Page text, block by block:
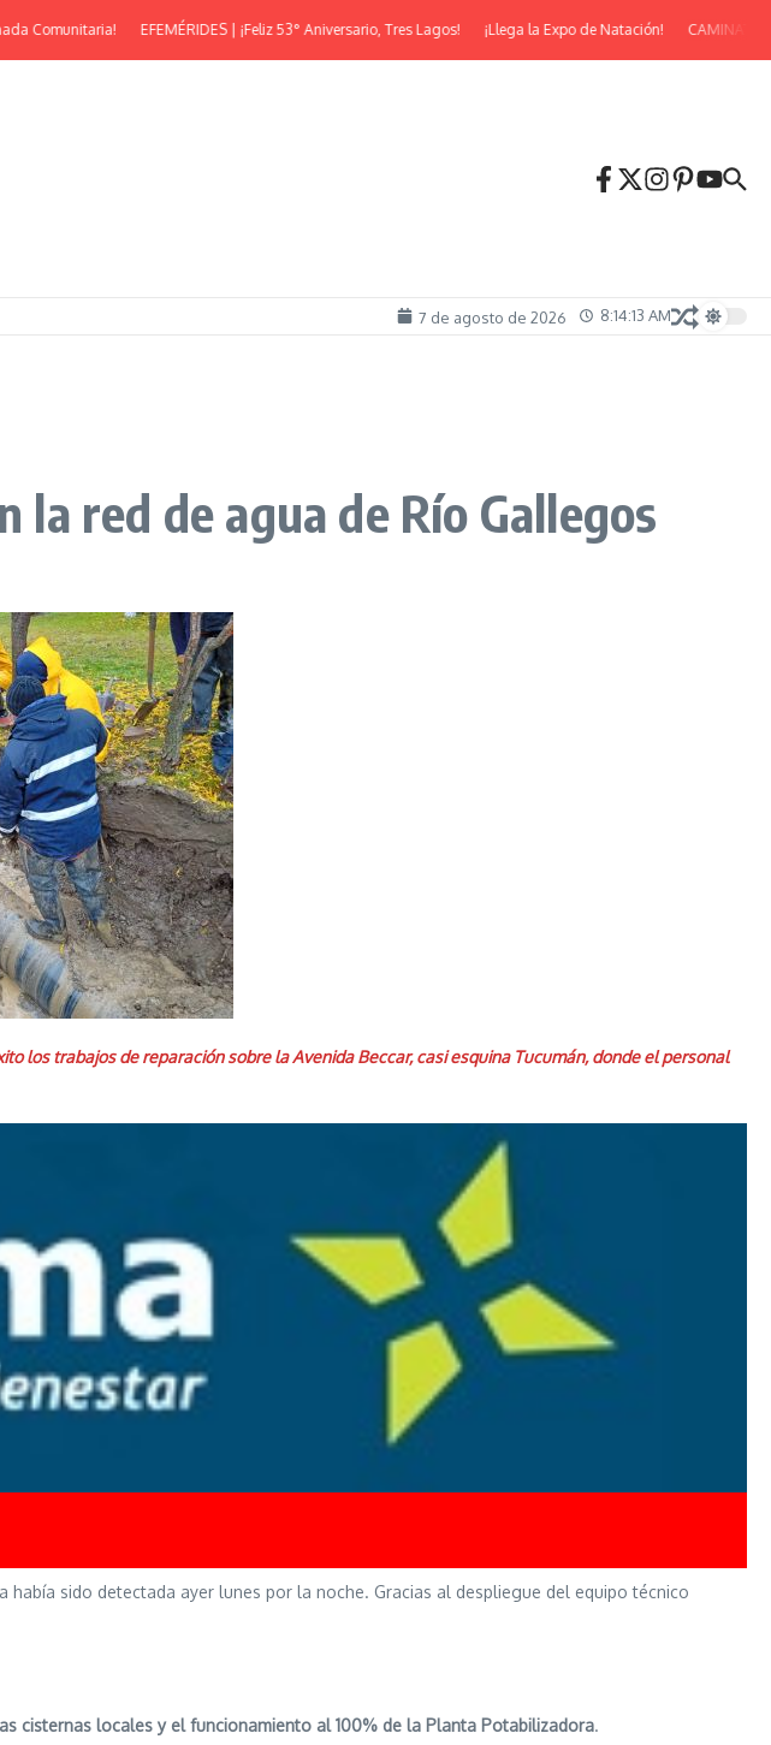
Comunitaria! EFEMÉRIDES | ¡Feliz 53° Aniversario, Tres Lagos! ¡Llega la Expo de Natación! CAMINATA
7 de agosto de 2026 8:14:14 AM
red de agua de Río Gallegos
los trabajos de reparación sobre la Avenida Beccar, casi esquina Tucumán, donde el personal
había sido detectada ayer lunes por la noche. Gracias al despliegue del equipo técnico
cisternas locales y el funcionamiento al 100% de la Planta Potabilizadora.